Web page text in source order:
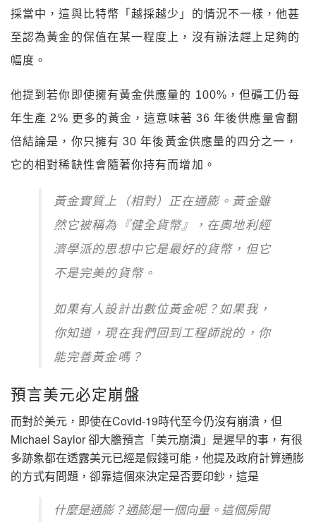
採當中，這與比特幣「越採越少」的情況不一樣，他甚
至認為黃金的保值在某一程度上，沒有辦法趕上足夠的
幅度。
他提到若你即使擁有黃金供應量的 100%，但礦工仍每
年生產 2% 更多的黃金，這意味著 36 年後供應量會翻
倍結論是，你只擁有 30 年後黃金供應量的四分之一，
它的相對稀缺性會隨著你持有而增加。
黃金實質上（相對）正在通膨。黃金雖
然它被稱為『健全貨幣』，在奧地利經
濟學派的思想中它是最好的貨幣，但它
不是完美的貨幣。
如果有人設計出數位黃金呢？如果我，
你知道，現在我們回到工程師說的，你
能完善黃金嗎？
預言美元必定崩盤
而對於美元，即使在Covid-19時代至今仍沒有崩潰，但
Michael Saylor 卻大膽預言「美元崩潰」是遲早的事，有很
多跡象都在透露美元已經是假錢可能，他提及政府計算通膨
的方式有問題，卻靠這個來決定是否要印鈔，這是
什麼是通膨？通膨是一個向量。這個房間